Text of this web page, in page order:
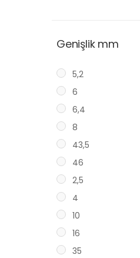
Genişlik mm
5,2
6
6,4
8
43,5
46
2,5
4
10
16
35